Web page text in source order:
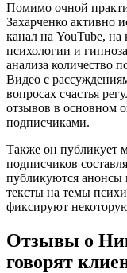
Помимо очной
Захарченко активно
канал на YouTube,
психологии и
анализа количество
Видео с
вопросах счастья
отзывов в основном
подписчиками.
Также он публикует
подписчиков
публикуются анонсы
тексты на темы
фиксируют
Отзывы о
говорят